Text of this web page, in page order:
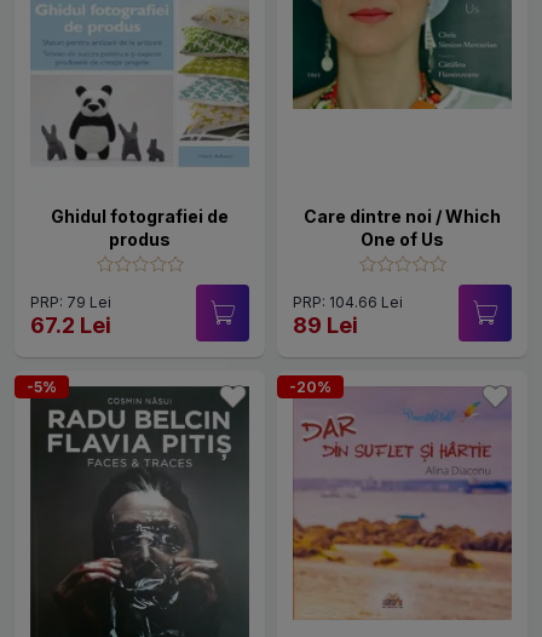
Ghidul fotografiei de
produs
PRP: 79 Lei
67.2 Lei
Care dintre noi / Which
One of Us
PRP: 104.66 Lei
89 Lei
-5% -20%